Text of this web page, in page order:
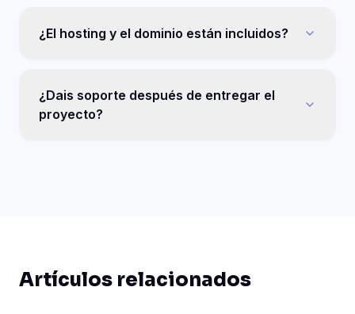
¿El hosting y el dominio están incluidos?
¿Dais soporte después de entregar el
proyecto?
Artículos relacionados